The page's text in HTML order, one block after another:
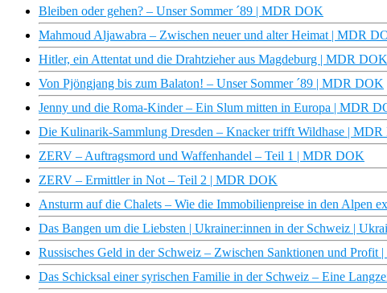
Bleiben oder gehen? – Unser Sommer ´89 | MDR DOK
Mahmoud Aljawabra – Zwischen neuer und alter Heimat | MDR
Hitler, ein Attentat und die Drahtzieher aus Magdeburg | MDR DOK
Von Pjöngjang bis zum Balaton! – Unser Sommer ´89 | MDR DOK
Jenny und die Roma-Kinder – Ein Slum mitten in Europa | MDR
Die Kulinarik-Sammlung Dresden – Knacker trifft Wildhase |
ZERV – Auftragsmord und Waffenhandel – Teil 1 | MDR DOK
ZERV – Ermittler in Not – Teil 2 | MDR DOK
Ansturm auf die Chalets – Wie die Immobilienpreise in den Alpen
Das Bangen um die Liebsten | Ukrainer:innen in der Schweiz |
Russisches Geld in der Schweiz – Zwischen Sanktionen und Profit
Das Schicksal einer syrischen Familie in der Schweiz – Eine